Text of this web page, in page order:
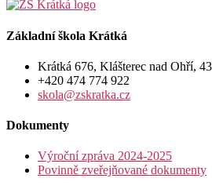
Základní škola Krátká
Krátká 676, Klášterec nad Ohří,
+420 474 774 922
skola@zskratka.cz
Dokumenty
Výroční zpráva 2024-2025
Povinně zveřejňované dokumenty